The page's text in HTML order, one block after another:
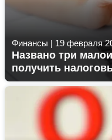
Финансы | 19 февраля
Названо три
получить